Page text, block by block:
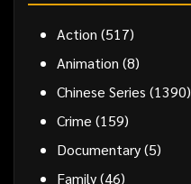
Action (517)
Animation (8)
Chinese Series (1390)
Crime (159)
Documentary(5)
Family(46)